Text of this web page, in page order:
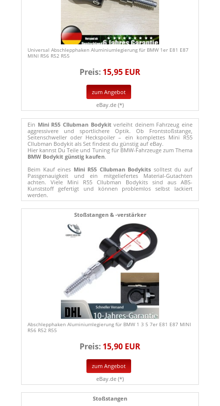
Universal Abschlepphaken Aluminiumlegierung für BMW 1er E81 E87
MINI R56 R52 R55
Preis: 15,95 EUR
zum Angebot
eBay.de (*)
Ein Mini R55 Cllubman Bodykitverleiht deinem Fahrzeug eine
aggressivere und sportlichere Optik. Ob Frontstoßstange,
Seitenschweller oder Heckspoiler – ein komplettes Mini R55
Cllubman Bodykit als Set findest du günstig auf eBay.
Hier kannst Du Teile und Tuning für BMW-Fahrzeuge zum Thema
BMW Bodykit günstig kaufen.
Beim Kauf eines Mini R55 Cllubman Bodykits solltest du auf
Passgenauigkeit und ein mitgeliefertes Material-Gutachten
achten. Viele Mini R55 Cllubman Bodykits sind aus ABS-
Kunststoff gefertigt und können problemlos selbst lackiert
werden.
Stoßstangen & -verstärker
Abschlepphaken Aluminiumlegierung für BMW 1 3 5 7er E81 E87 MINI
R56 R52 R55
Preis: 15,90 EUR
zum Angebot
eBay.de (*)
Stoßstangen